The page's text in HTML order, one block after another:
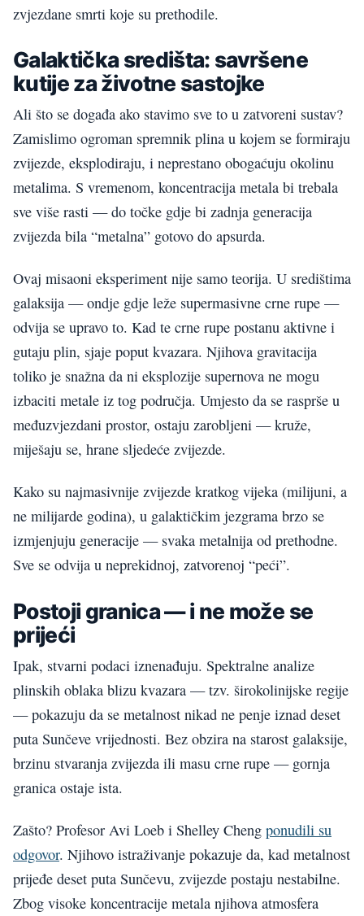
zvjezdane smrti koje su prethodile.
Galaktička središta: savršene
kutije za životne sastojke
Ali što se događa ako stavimo sve to u zatvoreni sustav?
Zamislimo ogroman spremnik plina u kojem se formiraju
zvijezde, eksplodiraju, i neprestano obogaćuju okolinu
metalima. S vremenom, koncentracija metala bi trebala
sve više rasti — do točke gdje bi zadnja generacija
zvijezda bila “metalna” gotovo do apsurda.
Ovaj misaoni eksperiment nije samo teorija. U središtima
galaksija — ondje gdje leže supermasivne crne rupe —
odvija se upravo to. Kad te crne rupe postanu aktivne i
gutaju plin, sjaje poput kvazara. Njihova gravitacija
toliko je snažna da ni eksplozije supernova ne mogu
izbaciti metale iz tog područja. Umjesto da se rasprše u
međuzvjezdani prostor, ostaju zarobljeni — kruže,
miješaju se, hrane sljedeće zvijezde.
Kako su najmasivnije zvijezde kratkog vijeka (milijuni, a
ne milijarde godina), u galaktičkim jezgrama brzo se
izmjenjuju generacije — svaka metalnija od prethodne.
Sve se odvija u neprekidnoj, zatvorenoj “peći”.
Postoji granica — i ne može se
prijeći
Ipak, stvarni podaci iznenađuju. Spektralne analize
plinskih oblaka blizu kvazara — tzv. širokolinijske regije
— pokazuju da se metalnost nikad ne penje iznad deset
puta Sunčeve vrijednosti. Bez obzira na starost galaksije,
brzinu stvaranja zvijezda ili masu crne rupe — gornja
granica ostaje ista.
Zašto? Profesor Avi Loeb i Shelley Cheng ponudili su
odgovor. Njihovo istraživanje pokazuje da, kad metalnost
prijeđe deset puta Sunčevu, zvijezde postaju nestabilne.
Zbog visoke koncentracije metala njihova atmosfera